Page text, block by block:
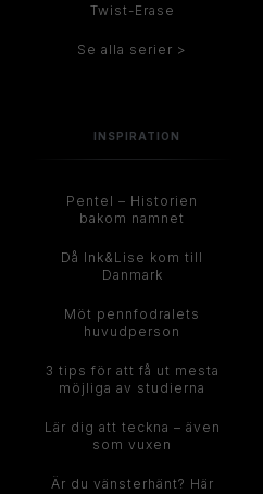
Twist-Erase
Se alla serier >
INSPIRATION
Pentel – Historien
bakom namnet
Då Ink&Lise kom till
Danmark
Möt pennfodralets
huvudperson
3 tips för att få ut mesta
möjliga av studierna
Lär dig att teckna – även
som vuxen
Är du vänsterhänt? Här